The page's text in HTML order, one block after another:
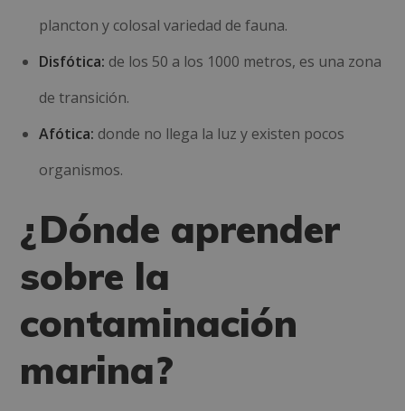
plancton y colosal variedad de fauna.
Disfótica: de los 50 a los 1000 metros, es una zona
de transición.
Afótica: donde no llega la luz y existen pocos
organismos.
¿Dónde aprender
sobre la
contaminación
marina?